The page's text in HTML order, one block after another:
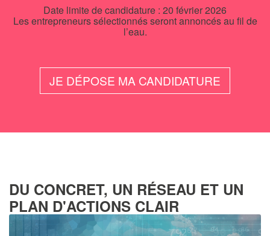
Date limite de candidature : 20 février 2026
Les entrepreneurs sélectionnés seront annoncés au fil de
l’eau.
JE DÉPOSE MA CANDIDATURE
DU CONCRET, UN RÉSEAU ET UN
PLAN D'ACTIONS CLAIR